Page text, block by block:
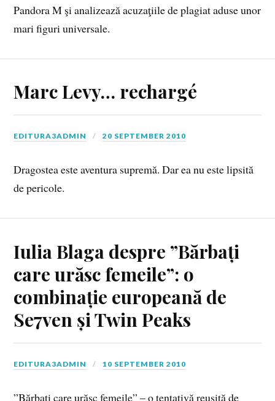
Pandora M şi analizează acuzaţiile de plagiat aduse unor
mari figuri universale.
Marc Levy… rechargé
EDITURA3ADMIN 20 SEPTEMBER 2010
Dragostea este aventura supremă. Dar ea nu este lipsită
de pericole.
Iulia Blaga despre ”Bărbați
care urăsc femeile”: o
combinație europeană de
Se7ven și Twin Peaks
EDITURA3ADMIN 10 SEPTEMBER 2010
”Bărbați care urăsc femeile” – o tentativă reușită de